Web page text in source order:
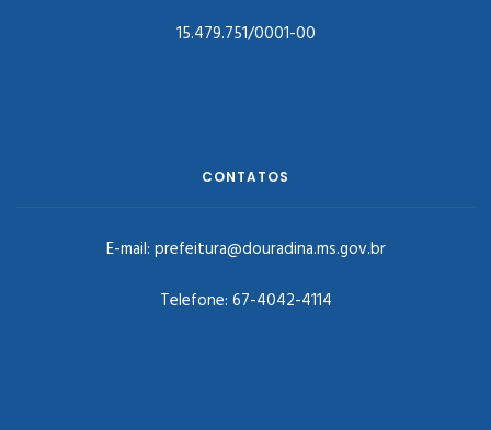
15.479.751/0001-00
CONTATOS
E-mail: prefeitura@douradina.ms.gov.br
Telefone: 67-4042-4114